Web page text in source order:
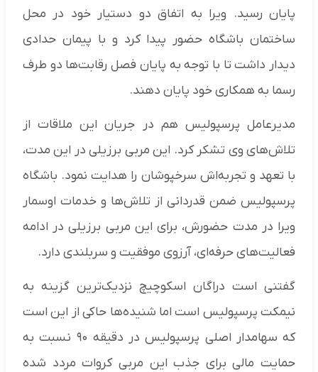
پایان رسید. ویرا به اتفاق دو دستیار خود در محل
ساختمان باشگاه حضور پیدا کرد و با پیمان حدادی
دیدار داشت تا با توجه به پایان فصل رقابت‌ها دو طرف
رسما به همکاری خود پایان دهند.
مدیرعامل پرسپولیس هم در جریان این ملاقات از
تلاش‌های وی تشکر کرد. این مربی برزیلی در این مدت،
با تعهد و تجربه‌اش سرخپوشان را هدایت نمود. باشگاه
پرسپولیس ضمن قدردانی از تلاش‌ها و خدمات اوسمار
ویرا در مدت حضورش، برای این مربی برزیلی در ادامه
فعالیت‌های حرفه‌ای، آرزوی موفقیت و سربلندی دارد.
گفتنی است دراگان اسکوچیچ نزدیک‌ترین گزینه به
نیمکت پرسپولیس است اما شنیده‌ها حاکی از این است
که سهامدار اصلی پرسپولیس در دقیقه ۹۰ نسبت به
حمایت مالی برای جذب این مربی کروات مردد شده